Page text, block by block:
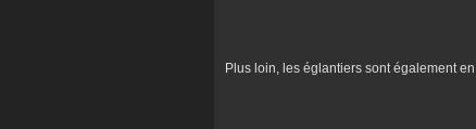
Plus loin, les églantiers sont également en